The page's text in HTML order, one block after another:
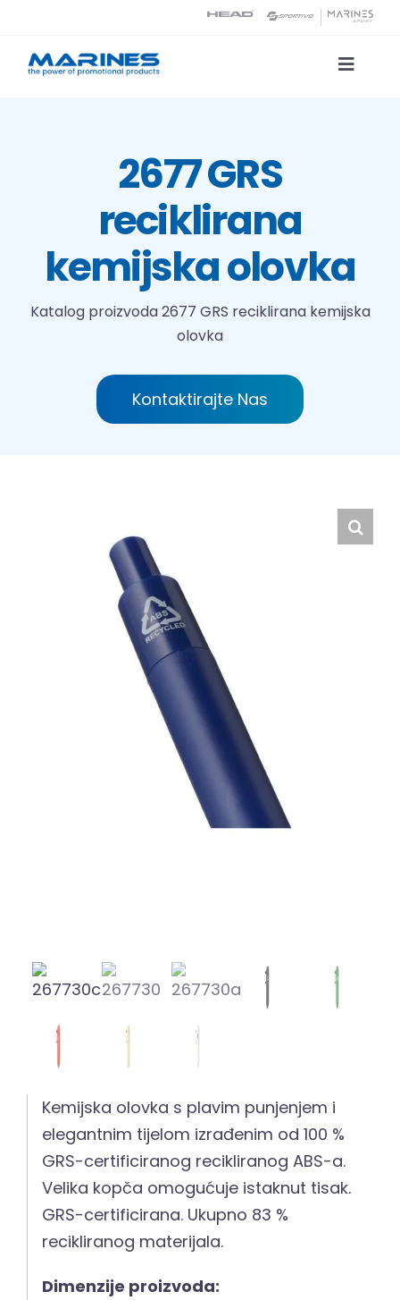
content
Toggle
Tehnologije tiska2677 GRS
reciklirana
kemijska olovka
Katalog proizvoda2677 GRS reciklirana kemijska
olovka
Kontaktirajte Nas
Kemijska olovka s plavim punjenjem i
elegantnim tijelom izrađenim od 100 %
GRS-certificiranog recikliranog ABS-a.
Velika kopča omogućuje istaknut tisak.
GRS-certificirana. Ukupno 83 %
recikliranog materijala.
Dimenzije proizvoda: